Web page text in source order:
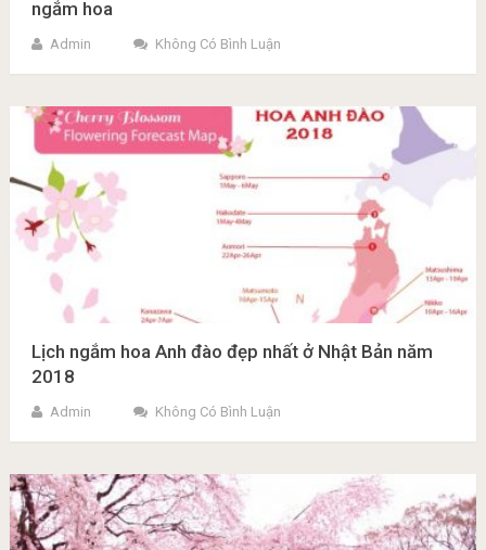
ngắm hoa
Admin Không Có Bình Luận
Lịch ngắm hoa Anh đào đẹp nhất ở Nhật Bản năm
2018
Admin Không Có Bình Luận